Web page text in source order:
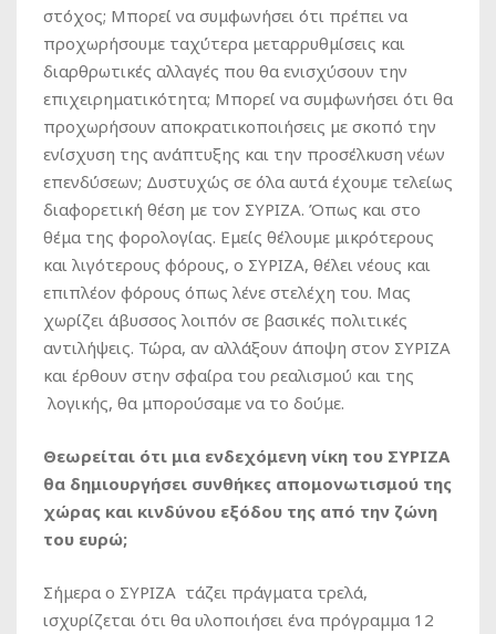
στόχος; Μπορεί να συμφωνήσει ότι πρέπει να
προχωρήσουμε ταχύτερα μεταρρυθμίσεις και
διαρθρωτικές αλλαγές που θα ενισχύσουν την
επιχειρηματικότητα; Μπορεί να συμφωνήσει ότι θα
προχωρήσουν αποκρατικοποιήσεις με σκοπό την
ενίσχυση της ανάπτυξης και την προσέλκυση νέων
επενδύσεων; Δυστυχώς σε όλα αυτά έχουμε τελείως
διαφορετική θέση με τον ΣΥΡΙΖΑ. Όπως και στο
θέμα της φορολογίας. Εμείς θέλουμε μικρότερους
και λιγότερους φόρους, ο ΣΥΡΙΖΑ, θέλει νέους και
επιπλέον φόρους όπως λένε στελέχη του. Μας
χωρίζει άβυσσος λοιπόν σε βασικές πολιτικές
αντιλήψεις. Τώρα, αν αλλάξουν άποψη στον ΣΥΡΙΖΑ
και έρθουν στην σφαίρα του ρεαλισμού και της
λογικής, θα μπορούσαμε να το δούμε.
Θεωρείται ότι μια ενδεχόμενη νίκη του ΣΥΡΙΖΑ
θα δημιουργήσει συνθήκες απομονωτισμού της
χώρας και κινδύνου εξόδου της από την ζώνη
του ευρώ;
Σήμερα ο ΣΥΡΙΖΑ τάζει πράγματα τρελά,
ισχυρίζεται ότι θα υλοποιήσει ένα πρόγραμμα 12